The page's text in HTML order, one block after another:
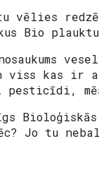
Bio
viss kas ir
pesticīdi,
Jo tu